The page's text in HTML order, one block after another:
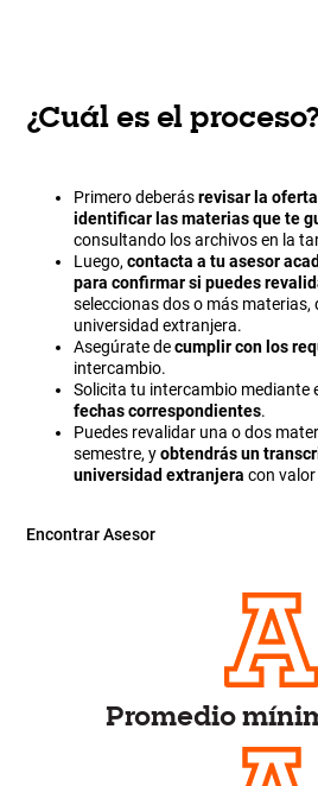
¿Cuál es el
Primero deberásrevisar la
identificar las materias que te
consultando los archivos en la
Luego, contacta a tu asesor
para confirmar si puedes
seleccionas dos o más materias,
universidad extranjera.
Asegúrate decumplir con los
intercambio.
Solicita tu intercambio mediante
fechas correspondientes.
Puedes revalidar una o dos
semestre, yobtendrás un
universidad extranjeracon
Encontrar Asesor
Promedio